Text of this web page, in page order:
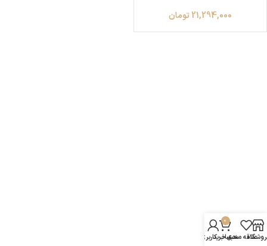
21,294,000 تومان
علاقه مندی
0
سبد خرید
حساب کاربری من